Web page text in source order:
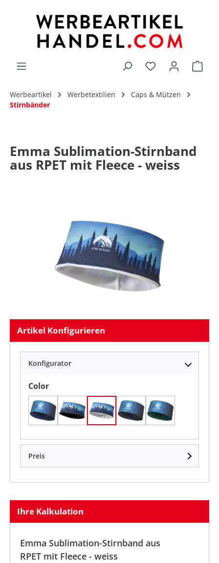
Du hast 0
Werbeartikel Werbetextilien
Caps & Mützen
Stirnbänder
Emma Sublimation-Stirnband
aus RPET mit Fleece - weiss
Artikel Konfigurieren
Konfigurator
Colorauswählen
Navy SchwarzWeiß graphitfarben
waldgrün
Preis
Ihre Kalkulation
Emma Sublimation-Stirnband aus
RPET mit Fleece - weiss